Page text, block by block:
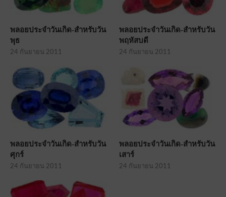
พลอยประจำวันเกิด-สำหรับวัน
พุธ
24 กันยายน 2011
พลอยประจำวันเกิด-สำหรับวัน
พฤหัสบดี
24 กันยายน 2011
พลอยประจำวันเกิด-สำหรับวัน
ศุกร์
24 กันยายน 2011
พลอยประจำวันเกิด-สำหรับวัน
เสาร์
24 กันยายน 2011